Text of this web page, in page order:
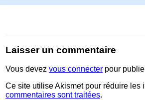
Laisser un commentaire
Vous devez vous connecter pour
Ce site utilise Akismet pour réduire les
commentaires sont traitées.